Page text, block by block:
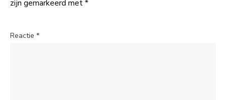
zijn gemarkeerd met*
Reactie *